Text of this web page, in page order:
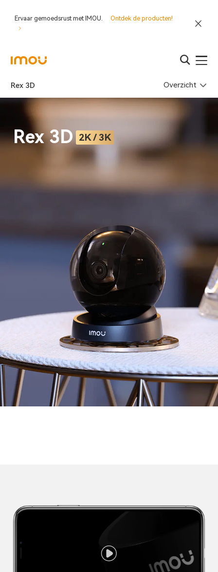
Ervaar gemoedsrust met IMOU. Ontdek de producten!
Rex 3D Overzicht
Rex 3D 2K / 3K